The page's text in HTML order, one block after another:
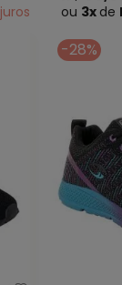
juros ou 3x de
-28%